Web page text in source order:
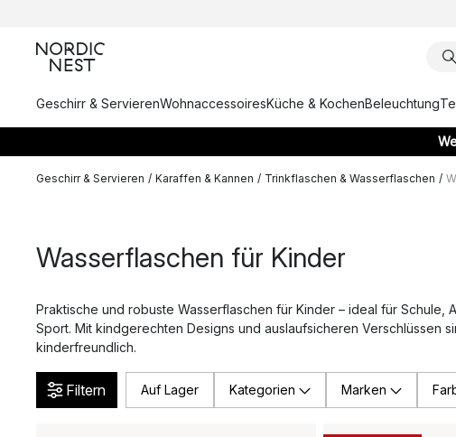
Geschirr & ServierenWohnaccessoiresKüche & KochenBeleuchtung
Geschirr & Servieren / Karaffen & Kannen / Trinkflaschen & Wasserflaschen /
Wasserflaschen für Kinder
Praktische und robuste Wasserflaschen für Kinder – ideal für Schule,
Sport. Mit kindgerechten Designs und auslaufsicheren Verschlüssen
kinderfreundlich.
Filtern Auf Lager Kategorien Marken